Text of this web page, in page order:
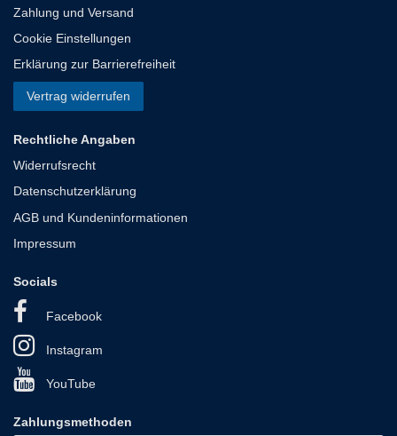
Zahlung und Versand
Cookie Einstellungen
Erklärung zur Barrierefreiheit
Vertrag widerrufen
Rechtliche Angaben
Widerrufsrecht
Datenschutzerklärung
AGB und Kundeninformationen
Impressum
Socials
Facebook
Instagram
YouTube
Zahlungsmethoden